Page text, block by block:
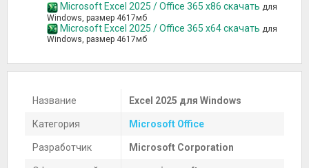
Microsoft Excel 2025 / Office 365 x86 скачать для
Windows, размер 4617мб
Microsoft Excel 2025 / Office 365 x64 скачать для
Windows, размер 4617мб
Название Excel 2025 для Windows
Категория Microsoft Office
Разработчик Microsoft Corporation